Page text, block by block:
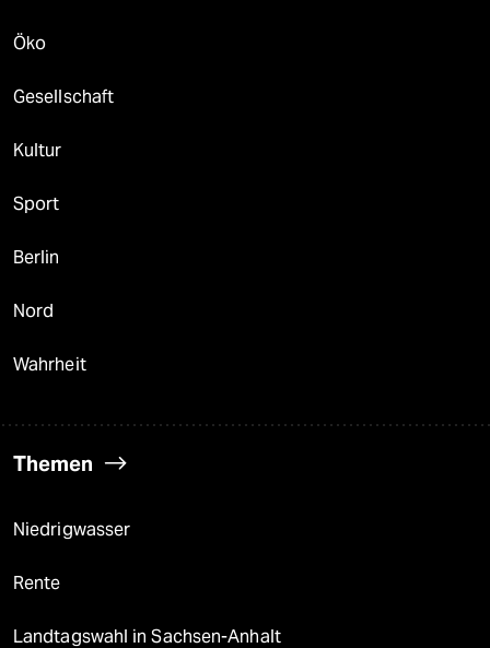
Öko
Gesellschaft
Kultur
Sport
Berlin
Nord
Wahrheit
Themen
Niedrigwasser
Rente
Landtagswahl in Sachsen-Anhalt